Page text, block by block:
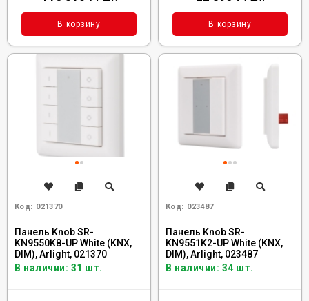
В корзину В корзину
Код: 021370
Панель Knob SR-
KN9550K8-UP White (KNX,
DIM), Arlight, 021370
В наличии: 31 шт.
Код: 023487
Панель Knob SR-
KN9551K2-UP White (KNX,
DIM), Arlight, 023487
В наличии: 34 шт.